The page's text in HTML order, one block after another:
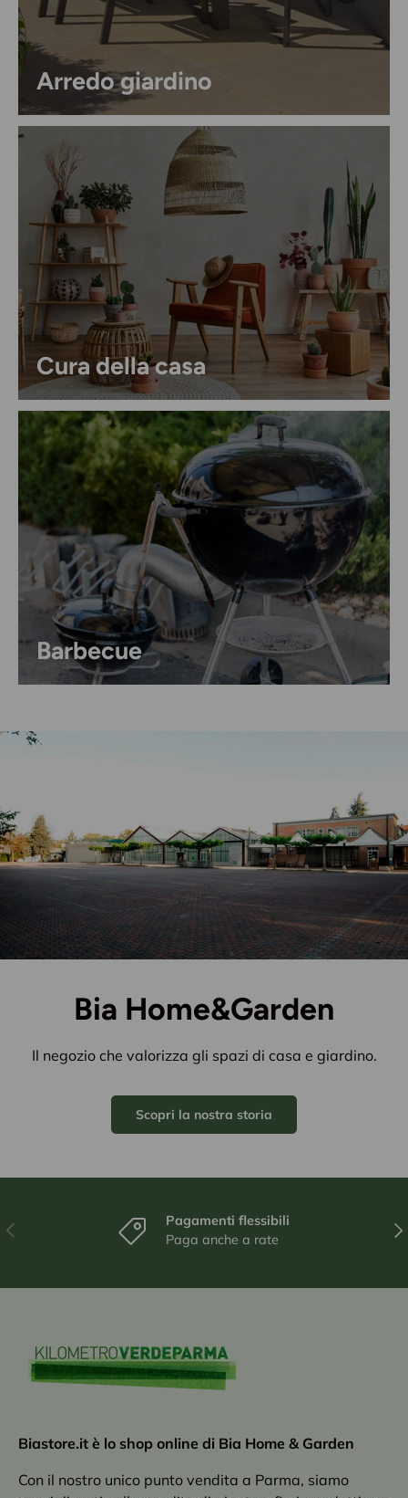
Arredo giardino
Cura della casa
Barbecue
Bia Home&Garden
Il negozio che valorizza gli spazi di casa e giardino.
Scopri la nostra storia
Indietro
Pagamenti flessibili
Paga anche a rate
Biastore.it è lo shop online di Bia Home & Garden
Con il nostro unico punto vendita a Parma, siamo